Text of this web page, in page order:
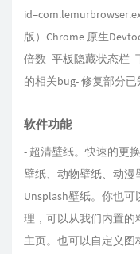
版）Chrome 原生
倍数- 平板隐藏状态栏-
的相关bug- 修复部分已
软件功能
- 超清壁纸。快速的更
壁纸、动物壁纸、动
Unsplash壁纸。你也
理，可以从我们内置的
主页。也可以自定义图